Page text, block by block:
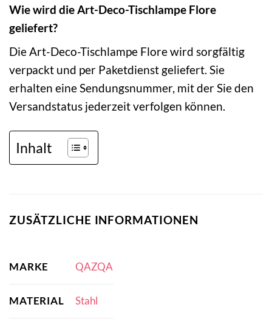
Wie wird die Art-Deco-Tischlampe Flore
geliefert?
Die Art-Deco-Tischlampe Flore wird sorgfältig
verpackt und per Paketdienst geliefert. Sie
erhalten eine Sendungsnummer, mit der Sie den
Versandstatus jederzeit verfolgen können.
Inhalt
ZUSÄTZLICHE INFORMATIONEN
MARKE QAZQA
MATERIAL Stahl